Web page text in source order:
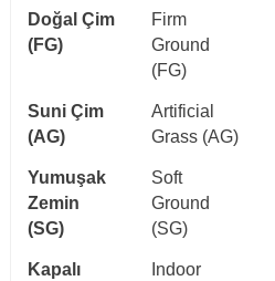
Doğal Çim
(FG)
Firm
Ground
(FG)
Suni Çim
(AG)
Artificial
Grass (AG)
Yumuşak
Zemin
(SG)
Soft
Ground
(SG)
Kapalı
Indoor